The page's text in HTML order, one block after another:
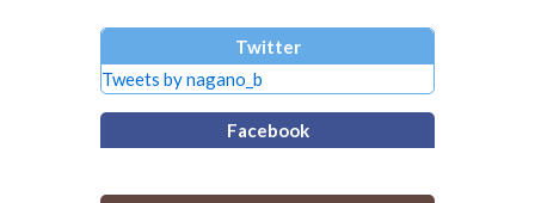
Twitter
Tweets by nagano_b
Facebook